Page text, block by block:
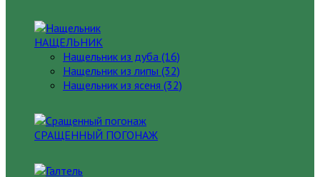
НАЩЕЛЬНИК
Нащельник из дуба (16)
Нащельник из липы (32)
Нащельник из ясеня (32)
СРАЩЕННЫЙ ПОГОНАЖ